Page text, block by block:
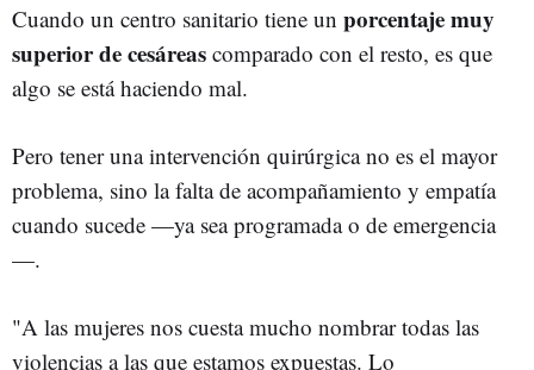
Cuando un centro sanitario tiene un porcentaje muy
superior de cesáreas comparado con el resto, es que
algo se está haciendo mal.
Pero tener una intervención quirúrgica no es el mayor
problema, sino la falta de acompañamiento y empatía
cuando sucede —ya sea programada o de emergencia
—.
"A las mujeres nos cuesta mucho nombrar todas las
violencias a las que estamos expuestas. Lo